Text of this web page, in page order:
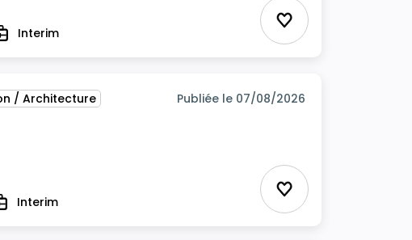
Interim Ajouter aux
/ Architecture Publiée le 07/08/2026
Interim Ajouter aux